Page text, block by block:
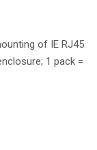
of IE RJ45
1 pack =